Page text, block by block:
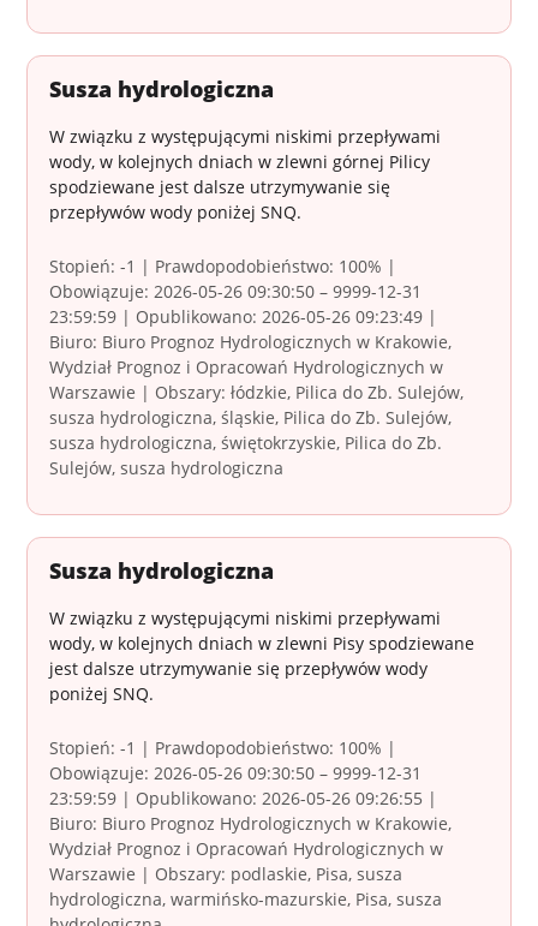
Susza hydrologiczna
W związku z występującymi niskimi przepływami
wody, w kolejnych dniach w zlewni górnej Pilicy
spodziewane jest dalsze utrzymywanie się
przepływów wody poniżej SNQ.
Stopień: -1 | Prawdopodobieństwo: 100% |
Obowiązuje: 2026-05-26 09:30:50 – 9999-12-31
23:59:59 | Opublikowano: 2026-05-26 09:23:49 |
Biuro: Biuro Prognoz Hydrologicznych w Krakowie,
Wydział Prognoz i Opracowań Hydrologicznych w
Warszawie | Obszary: łódzkie, Pilica do Zb. Sulejów,
susza hydrologiczna, śląskie, Pilica do Zb. Sulejów,
susza hydrologiczna, świętokrzyskie, Pilica do Zb.
Sulejów, susza hydrologiczna
Susza hydrologiczna
W związku z występującymi niskimi przepływami
wody, w kolejnych dniach w zlewni Pisy spodziewane
jest dalsze utrzymywanie się przepływów wody
poniżej SNQ.
Stopień: -1 | Prawdopodobieństwo: 100% |
Obowiązuje: 2026-05-26 09:30:50 – 9999-12-31
23:59:59 | Opublikowano: 2026-05-26 09:26:55 |
Biuro: Biuro Prognoz Hydrologicznych w Krakowie,
Wydział Prognoz i Opracowań Hydrologicznych w
Warszawie | Obszary: podlaskie, Pisa, susza
hydrologiczna, warmińsko-mazurskie, Pisa, susza